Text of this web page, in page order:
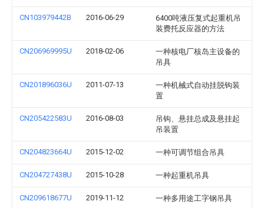
CN103979442B 2016-06-29
6400吨液压复式起重机吊
装费托反应器的方法
CN206969995U 2018-02-06
一种核电厂核岛主设备的
吊具
CN201896036U 2011-07-13
一种机械式自动挂脱钩装
置
CN205422583U 2016-08-03
吊钩、悬挂总成及悬挂起
吊装置
CN204823664U 2015-12-02 一种可调节组合吊具
CN204727438U 2015-10-28 一种起重机吊具
CN209618677U 2019-11-12 一种多用途工字钢吊具